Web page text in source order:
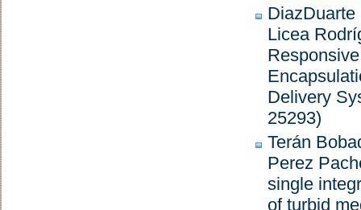
Licea
Delivery
25293)
Terán
Perez
single
of turbid